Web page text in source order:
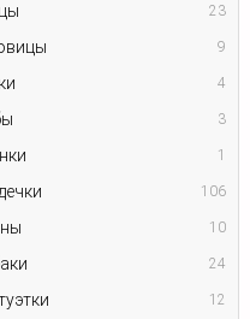
23
9
4
3
1
106
10
24
12